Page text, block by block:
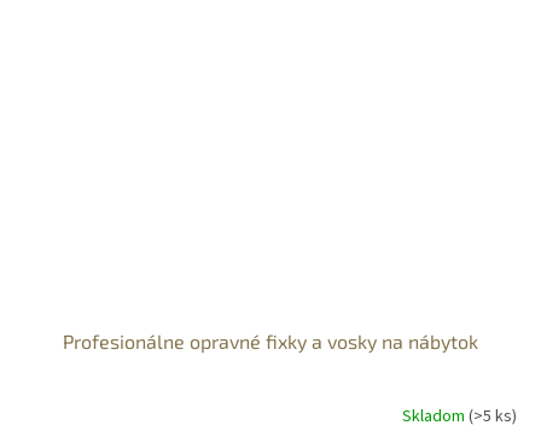
Profesionálne opravné fixky a vosky na nábytok
Skladom (>5 ks)